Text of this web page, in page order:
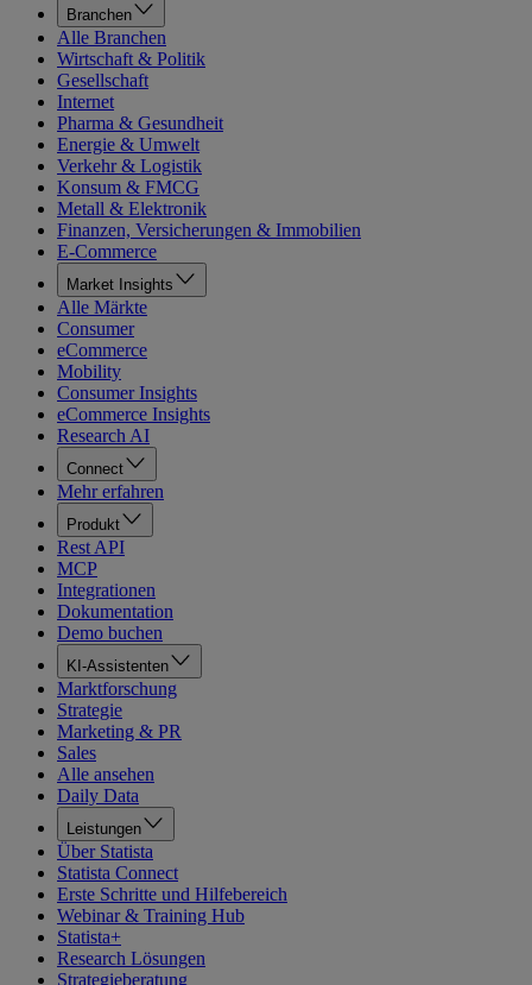
Branchen
Alle Branchen
Wirtschaft & Politik
Gesellschaft
Internet
Pharma & Gesundheit
Energie & Umwelt
Verkehr & Logistik
Konsum & FMCG
Metall & Elektronik
Finanzen, Versicherungen & Immobilien
E-Commerce
Market Insights
Alle Märkte
Consumer
eCommerce
Mobility
Consumer Insights
eCommerce Insights
Research AI
Connect
Mehr erfahren
Produkt
Rest API
MCP
Integrationen
Dokumentation
Demo buchen
KI-Assistenten
Marktforschung
Strategie
Marketing & PR
Sales
Alle ansehen
Daily Data
Leistungen
Über Statista
Statista Connect
Erste Schritte und Hilfebereich
Webinar & Training Hub
Statista+
Research Lösungen
Strategieberatung